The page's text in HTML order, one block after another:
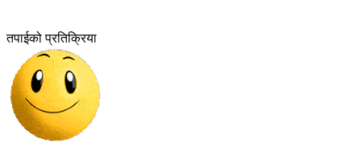
तपाईको प्रतिक्रिया